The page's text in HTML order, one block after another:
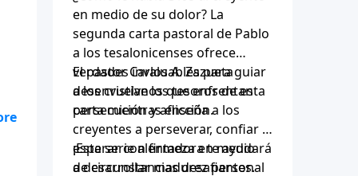
en medio de su dolor? La
segunda carta pastoral de Pablo
a los tesalonicenses ofrece
verdades invaluables para guiar
a los cristianos que enfrentan
persecución y aflicción.
El pastor Carlos A. Zazueta
desenvuelve los tesoros de esta
carta mientras enseña a los
creyentes a perseverar, confiar y
esperar con firmeza en medio
de circunstancias desafiantes.
¡Esta serie alentadora te ayudará
a desarrollar madurez personal